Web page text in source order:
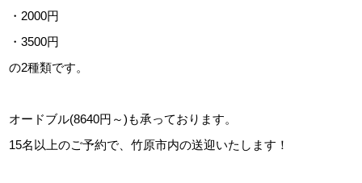
プライバシーポリシー
・2000円
・3500円
の2種類です。
オードブル(8640円～)も承っております。
15名以上のご予約で、竹原市内の送迎いたします！